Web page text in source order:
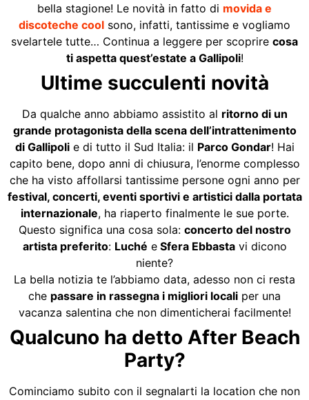
bella stagione! Le novità in fatto di movida e
discoteche cool sono, infatti, tantissime e vogliamo
svelartele tutte… Continua a leggere per scoprire cosa
ti aspetta quest’estate a Gallipoli!
Ultime succulenti novità
Da qualche anno abbiamo assistito al ritorno di un
grande protagonista della scena dell’intrattenimento
di Gallipolie di tutto il Sud Italia: il Parco Gondar! Hai
capito bene, dopo anni di chiusura, l’enorme complesso
che ha visto affollarsi tantissime persone ogni anno per
festival, concerti, eventi sportivi e artistici dalla portata
internazionale, ha riaperto finalmente le sue porte.
Questo significa una cosa sola: concerto del nostro
artista preferito: Luché eSfera Ebbastavi dicono
niente?
La bella notizia te l’abbiamo data, adesso non ci resta
che passare in rassegna i migliori locali per una
vacanza salentina che non dimenticherai facilmente!
Qualcuno ha detto After Beach
Party?
Cominciamo subito con il segnalarti la location che non